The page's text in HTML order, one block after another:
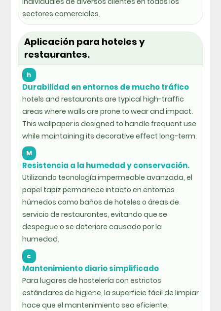
sectores comerciales.
Aplicación para hoteles y
restaurantes.
h
Durabilidad en entornos de mucho tráfico
hotels and restaurants are typical high-traffic
areas where walls are prone to wear and impact.
This wallpaper is designed to handle frequent use
while maintaining its decorative effect long-term.
M
Resistencia a la humedad y conservación.
Utilizando tecnología impermeable avanzada, el
papel tapiz permanece intacto en entornos
húmedos como baños de hoteles o áreas de
servicio de restaurantes, evitando que se
despegue o se deteriore causado por la
humedad.
c
Mantenimiento diario simplificado
Para lugares de hostelería con estrictos
estándares de higiene, la superficie fácil de limpiar
hace que el mantenimiento sea eficiente,